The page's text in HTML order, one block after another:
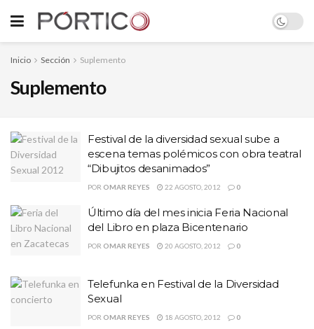
Inicio Sección Suplemento
Suplemento
Festival de la diversidad sexual sube a
escena temas polémicos con obra teatral
“Dibujitos desanimados”
POR OMAR REYES 22 AGOSTO, 2012 0
Último día del mes inicia Feria Nacional
del Libro en plaza Bicentenario
POR OMAR REYES 20 AGOSTO, 2012 0
Telefunka en Festival de la Diversidad
Sexual
POR OMAR REYES 18 AGOSTO, 2012 0